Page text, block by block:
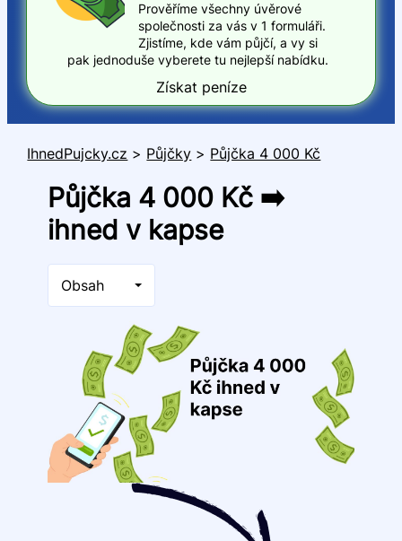
Prověříme všechny úvěrové
společnosti za vás v 1 formuláři.
Zjistíme, kde vám půjčí, a vy si
pak jednoduše vyberete tu nejlepší nabídku.
Získat peníze
IhnedPujcky.cz > Půjčky > Půjčka 4 000 Kč
Půjčka 4 000 Kč ➡️
ihned v kapse
Obsah